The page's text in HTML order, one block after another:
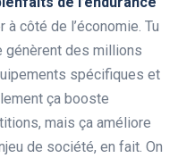
côté de l’économie. Tu
génèrent des millions
spécifiques et
ça booste
mais ça améliore
de société, en fait. On